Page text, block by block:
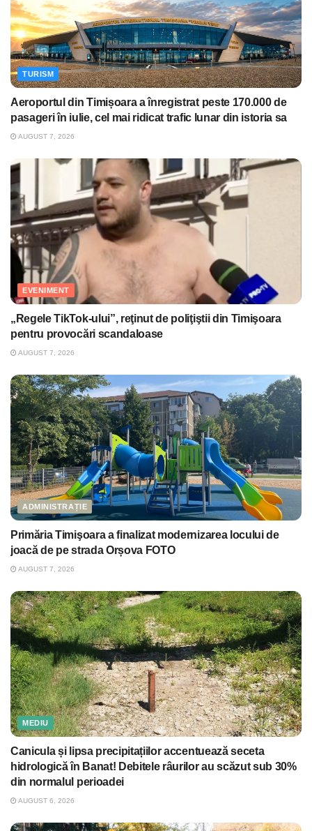
TURISM
Aeroportul din Timișoara a înregistrat peste 170.000 de
pasageri în iulie, cel mai ridicat trafic lunar din istoria sa
AUGUST 7, 2026
EVENIMENT
„Regele TikTok-ului”, reţinut de poliţiştii din Timişoara
pentru provocări scandaloase
AUGUST 7, 2026
ADMINISTRAȚIE
Primăria Timişoara a finalizat modernizarea locului de
joacă de pe strada Orșova FOTO
AUGUST 7, 2026
MEDIU
Canicula și lipsa precipitațiilor accentuează seceta
hidrologică în Banat! Debitele râurilor au scăzut sub 30%
din normalul perioadei
AUGUST 6, 2026